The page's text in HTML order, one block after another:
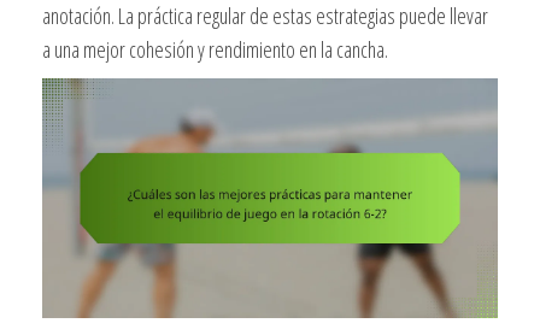
anotación. La práctica regular de estas estrategias puede llevar
a una mejor cohesión y rendimiento en la cancha.